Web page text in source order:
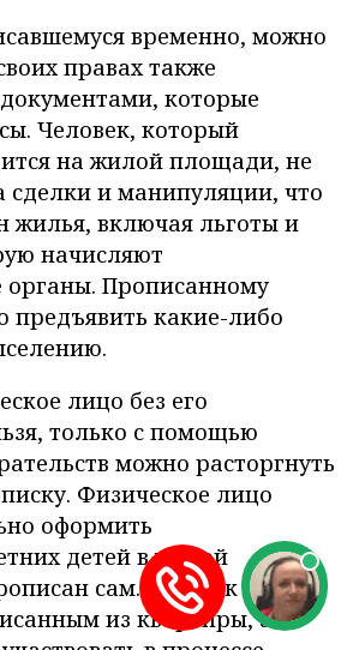
временно, можно
правах также
которые
Человек, который
на жилой площади, не
сделки и манипуляции, что
жилья, включая льготы и
начисляют
Прописанному
предъявить какие-либо
лицо без его
только с помощью
можно расторгнуть
Физическое лицо
оформить
детей в жилой
сам. Ребёнок не
из квартиры, а